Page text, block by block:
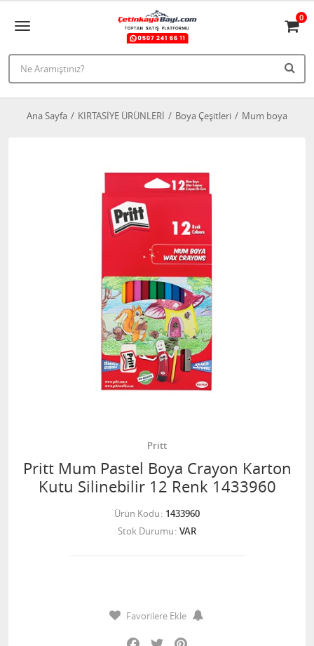
0
Ana Sayfa KIRTASİYE ÜRÜNLERİ Boya Çeşitleri Mum boya
Pritt
Pritt Mum Pastel Boya Crayon Karton
Kutu Silinebilir 12 Renk 1433960
Ürün Kodu 1433960
Stok Durumu VAR
Favorilere Ekle
Facebook
Twitter